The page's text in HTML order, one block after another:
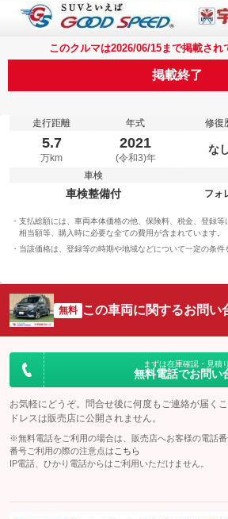
このクルマは2026/06/15まで掲載され
掲載終了
走行距離
5.7
万km
年式
2021
(令和3)年
修復
な
車検
車検整備付
フォ
支払総額には、車両本体価格の他、保険料、税金、登録
相当額等、購入時に必要な全ての費用が含まれています。
当該価格は、登録等の時期や地域などについて一定の条件
無料 この車両に関するお問い
まずは在庫確認・見積
無料電話でお問い
お気軽にどうぞ。問合せ後に何度もご連絡が届く
ドレスは販売店に公開されません。
※無料電話をご利用の場合は、販売店へお客様の電話
番号ご利用の際の注意点は こちら
IP電話、ひかり電話からはご利用いただけません。